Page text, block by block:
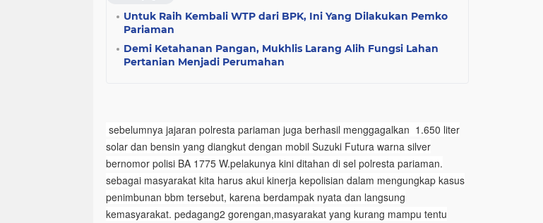
Untuk Raih Kembali WTP dari BPK, Ini Yang Dilakukan Pemko
Pariaman
Demi Ketahanan Pangan, Mukhlis Larang Alih Fungsi Lahan
Pertanian Menjadi Perumahan
sebelumnya jajaran polresta pariaman juga berhasil menggagalkan 1.650 liter
solar dan bensin yang diangkut dengan mobil Suzuki Futura warna silver
bernomor polisi BA 1775 W.pelakunya kini ditahan di sel polresta pariaman.
sebagai masyarakat kita harus akui kinerja kepolisian dalam mengungkap kasus
penimbunan bbm tersebut, karena berdampak nyata dan langsung
kemasyarakat. pedagang2 gorengan,masyarakat yang kurang mampu tentu